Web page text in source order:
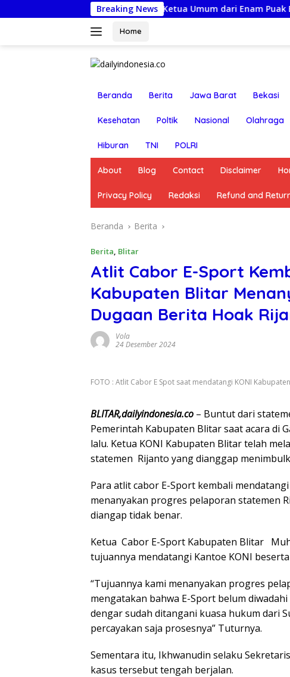
ke
Breaking News
UBM Tetapkan Pergiliran Ketua Umum dari Enam Puak Batak
Home
Beranda Berita Jawa Barat Bekasi
Kesehatan Poltik Nasional Olahraga
Hiburan TNI POLRI
About Blog Contact Disclaimer
Privacy Policy Redaksi Refund and
Beranda Berita
Berita, Blitar
Atlit Cabor E-Sport
Kabupaten Blitar
Dugaan Berita Hoak
Vola
24 Desember 2024
FOTO : Atlit Cabor E Spot saat mendatangi KONI
BLITAR,dailyindonesia.co – Buntut dari
Pemerintah Kabupaten Blitar saat acara di
lalu. Ketua KONI Kabupaten Blitar telah
statemen Rijanto yang dianggap
Para atlit cabor E-Sport kembali
menanyakan progres pelaporan statemen
diangap tidak benar.
Ketua Cabor E-Sport Kabupaten Blitar
tujuannya mendatangi Kantoe KONI
“Tujuannya kami menanyakan progres
mengatakan bahwa E-Sport belum
dengar sudah ditangani kuasa hukum dari
percayakan saja prosesnya” Tuturnya.
Sementara itu, Ikhwanudin selaku
kasus tersebut tengah berjalan.